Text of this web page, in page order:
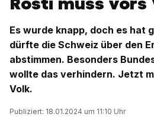
Es wurde knapp, doch es hat
dürfte die Schweiz über den
abstimmen. Besonders
wollte das verhindern. Jetzt
Volk.
Publiziert: 18.01.2024 um 11:10 Uhr